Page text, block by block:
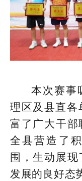
本次赛事
理区及县直各
富了广大干部
全县营造了
围，生动展
发展的良好态